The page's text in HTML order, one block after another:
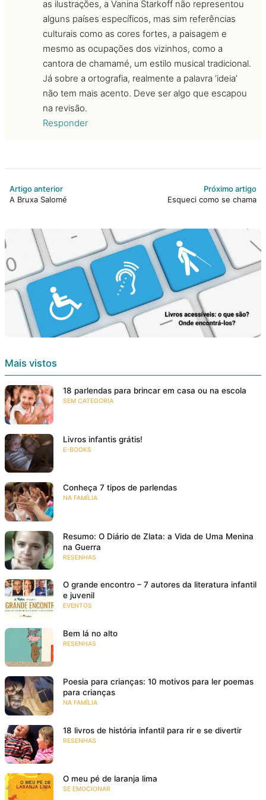
as ilustrações, a Vanina Starkoff não representou
alguns países específicos, mas sim referências
culturais como as cores fortes, a paisagem e
mesmo as ocupações dos vizinhos, como a
cantora de chamamé, um estilo musical tradicional.
Já sobre a ortografia, realmente a palavra ‘ideia’
não tem mais acento. Deve ser algo que escapou
na revisão.
Responder
Artigo anterior
A Bruxa Salomé
Próximo artigo
Esqueci como se chama
Mais vistos
18 parlendas para brincar em casa ou na escola
SEM CATEGORIA
Livros infantis grátis!
E-BOOKS
Conheça 7 tipos de parlendas
NA FAMÍLIA
Resumo: O Diário de Zlata: a Vida de Uma Menina
na Guerra
RESENHAS
O grande encontro – 7 autores da literatura infantil
e juvenil
EVENTOS
Bem lá no alto
RESENHAS
Poesia para crianças: 10 motivos para ler poemas
para crianças
NA FAMÍLIA
18 livros de história infantil para rir e se divertir
RESENHAS
O meu pé de laranja lima
SE EMOCIONAR